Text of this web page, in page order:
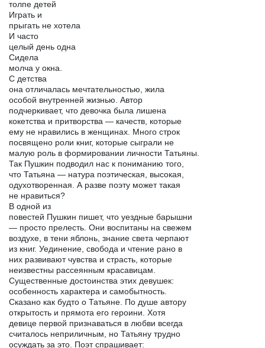
толпе детей
Играть и
прыгать не хотела
И часто
целый день одна
Сидела
молча у окна.
С детства
она отличалась мечтательностью, жила
особой внутренней жизнью. Автор
подчеркивает, что девочка была лишена
кокетства и притворства — качеств, которые
ему не нравились в женщинах. Много строк
посвящено роли книг, которые сыграли не
малую роль в формировании личности Татьяны.
Так Пушкин подводил нас к пониманию того,
что Татьяна — натура поэтическая, высокая,
одухотворенная. А разве поэту может такая
не нравиться?
В одной из
повестей Пушкин пишет, что уездные барышни
— просто прелесть. Они воспитаны на свежем
воздухе, в тени яблонь, знание света черпают
из книг. Уединение, свобода и чтение рано в
них развивают чувства и страсть, которые
неизвестны рассеянным красавицам.
Существенные достоинства этих девушек:
особенность характера и самобытность.
Сказано как будто о Татьяне. По душе автору
открытость и прямота его героини. Хотя
девице первой признаваться в любви всегда
считалось неприличным, но Татьяну трудно
осуждать за это. Поэт спрашивает: